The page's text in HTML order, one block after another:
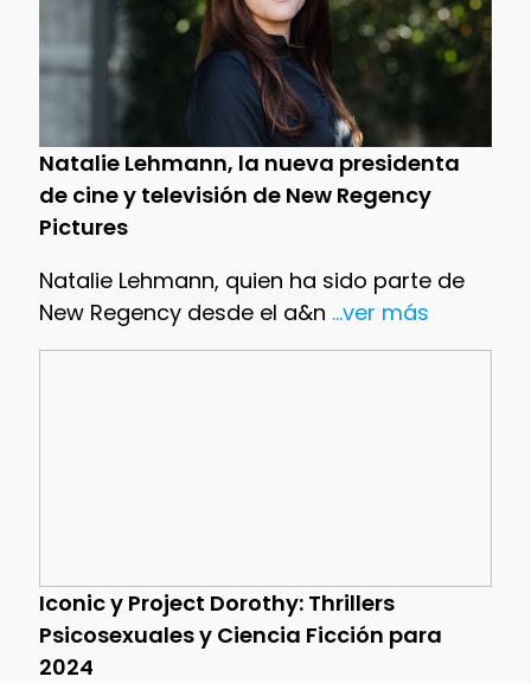
Natalie Lehmann, la nueva presidenta
de cine y televisión de New Regency
Pictures
Natalie Lehmann, quien ha sido parte de
New Regency desde el a&n ...ver más
Iconic y Project Dorothy: Thrillers
Psicosexuales y Ciencia Ficción para
2024